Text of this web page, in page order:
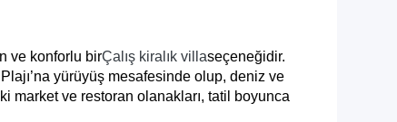
ve konforlu birÇalış kiralık villaseçeneğidir.
yürüyüş mesafesinde olup, deniz ve
market ve restoran olanakları, tatil boyunca